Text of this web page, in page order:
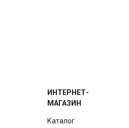
ИНТЕРНЕТ-
МАГАЗИН
Каталог